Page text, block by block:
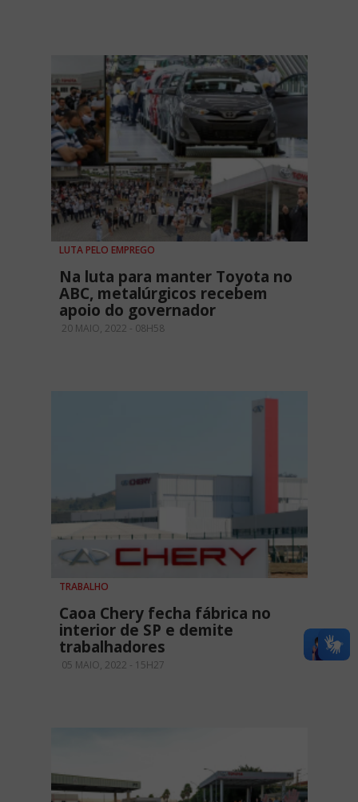
LUTA PELO EMPREGO
Na luta para manter Toyota no
ABC, metalúrgicos recebem
apoio do governador
20 MAIO, 2022 - 08H58
TRABALHO
Caoa Chery fecha fábrica no
interior de SP e demite
trabalhadores
05 MAIO, 2022 - 15H27